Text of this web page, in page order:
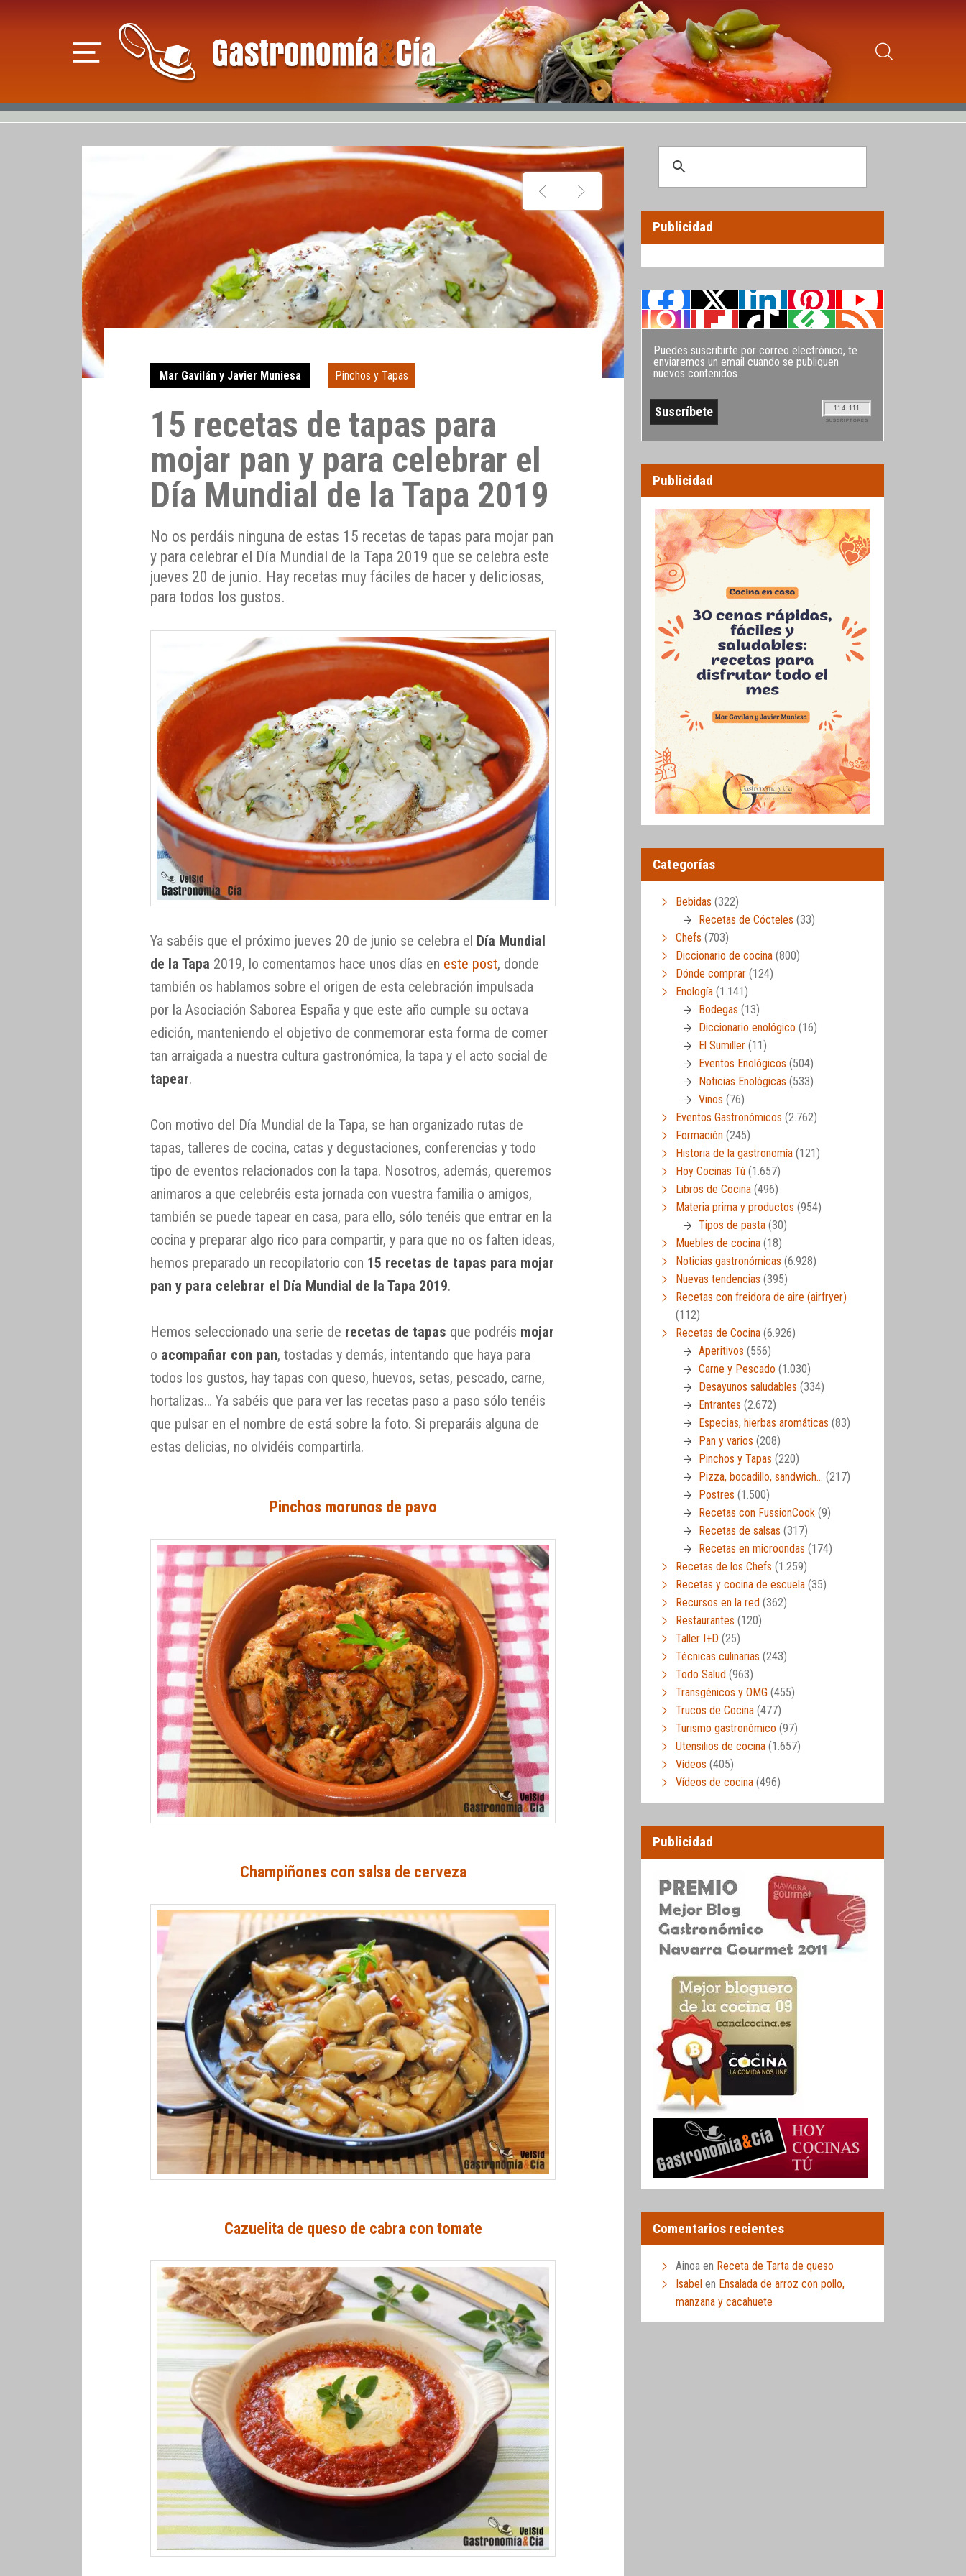
Mar Gavilán y Javier Muniesa Pinchos y Tapas
15 recetas de tapas para
mojar pan y para celebrar el
Día Mundial de la Tapa 2019
No os perdáis ninguna de estas 15 recetas de tapas para mojar pan
y para celebrar el Día Mundial de la Tapa 2019 que se celebra este
jueves 20 de junio. Hay recetas muy fáciles de hacer y deliciosas,
para todos los gustos.
Ya sabéis que el próximo jueves 20 de junio se celebra el Día Mundial
de la Tapa 2019, lo comentamos hace unos días en este post, donde
también os hablamos sobre el origen de esta celebración impulsada
por la Asociación Saborea España y que este año cumple su octava
edición, manteniendo el objetivo de conmemorar esta forma de comer
tan arraigada a nuestra cultura gastronómica, la tapa y el acto social de
tapear.
Con motivo del Día Mundial de la Tapa, se han organizado rutas de
tapas, talleres de cocina, catas y degustaciones, conferencias y todo
tipo de eventos relacionados con la tapa. Nosotros, además, queremos
animaros a que celebréis esta jornada con vuestra familia o amigos,
también se puede tapear en casa, para ello, sólo tenéis que entrar en la
cocina y preparar algo rico para compartir, y para que no os falten ideas,
hemos preparado un recopilatorio con 15 recetas de tapas para mojar
pan y para celebrar el Día Mundial de la Tapa 2019.
Hemos seleccionado una serie de recetas de tapas que podréis mojar
o acompañar con pan, tostadas y demás, intentando que haya para
todos los gustos, hay tapas con queso, huevos, setas, pescado, carne,
hortalizas… Ya sabéis que para ver las recetas paso a paso sólo tenéis
que pulsar en el nombre de está sobre la foto. Si preparáis alguna de
estas delicias, no olvidéis compartirla.
Pinchos morunos de pavo
Champiñones con salsa de cerveza
Cazuelita de queso de cabra con tomate
Publicidad
Puedes suscribirte por correo electrónico, te
enviaremos un email cuando se publiquen
nuevos contenidos
114.111
SUSCRIPTORES
Publicidad
Categorías
Bebidas (322)
Recetas de Cócteles (33)
Chefs (703)
Diccionario de cocina (800)
Dónde comprar (124)
Enología (1.141)
Bodegas (13)
Diccionario enológico (16)
El Sumiller (11)
Eventos Enológicos (504)
Noticias Enológicas (533)
Vinos (76)
Eventos Gastronómicos (2.762)
Formación (245)
Historia de la gastronomía (121)
Hoy Cocinas Tú (1.657)
Libros de Cocina (496)
Materia prima y productos (954)
Tipos de pasta (30)
Muebles de cocina (18)
Noticias gastronómicas (6.928)
Nuevas tendencias (395)
Recetas con freidora de aire (airfryer)
(112)
Recetas de Cocina (6.926)
Aperitivos (556)
Carne y Pescado (1.030)
Desayunos saludables (334)
Entrantes (2.672)
Especias, hierbas aromáticas (83)
Pan y varios (208)
Pinchos y Tapas (220)
Pizza, bocadillo, sandwich… (217)
Postres (1.500)
Recetas con FussionCook (9)
Recetas de salsas (317)
Recetas en microondas (174)
Recetas de los Chefs (1.259)
Recetas y cocina de escuela (35)
Recursos en la red (362)
Restaurantes (120)
Taller I+D (25)
Técnicas culinarias (243)
Todo Salud (963)
Transgénicos y OMG (455)
Trucos de Cocina (477)
Turismo gastronómico (97)
Utensilios de cocina (1.657)
Vídeos (405)
Vídeos de cocina (496)
Publicidad
Comentarios recientes
Ainoa en Receta de Tarta de queso
Isabel en Ensalada de arroz con pollo,
manzana y cacahuete